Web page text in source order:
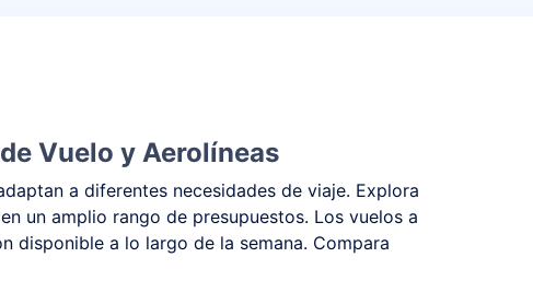
Vuelo y Aerolíneas
a diferentes necesidades de viaje. Explora
un amplio rango de presupuestos. Los vuelos a
disponible a lo largo de la semana. Compara